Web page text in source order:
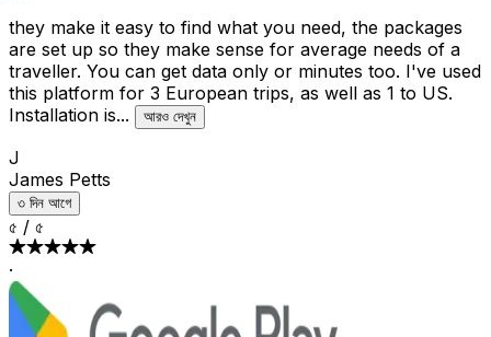
they make it easy to find what you need, the packages
are set up so they make sense for average needs of a
traveller. You can get data only or minutes too. I've used
this platform for 3 European trips, as well as 1 to US.
Installation is... আরও দেখুন
J
James Petts
৩ দিন আগে
৫ / ৫
·